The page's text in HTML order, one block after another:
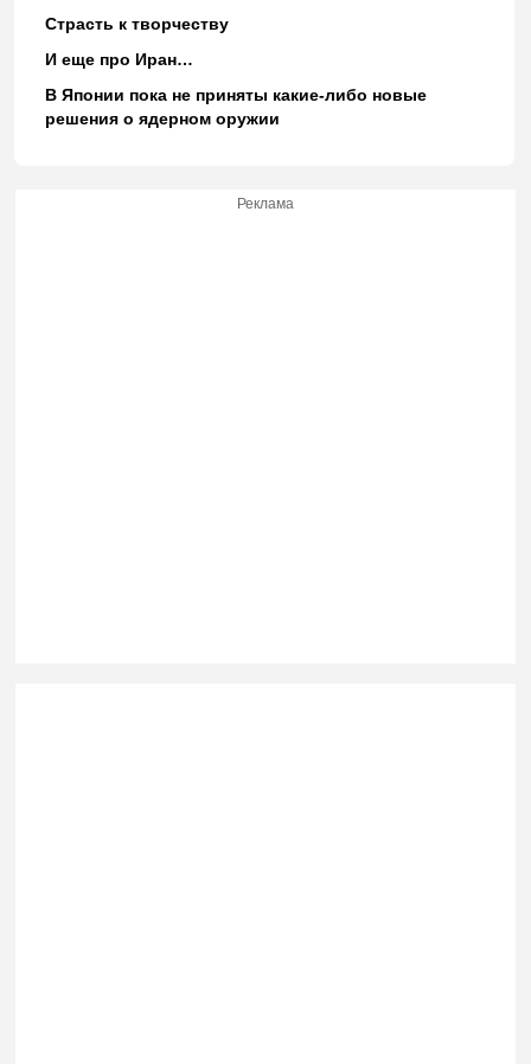
Страсть к творчеству
И еще про Иран…
В Японии пока не приняты какие-либо новые
решения о ядерном оружии
Реклама